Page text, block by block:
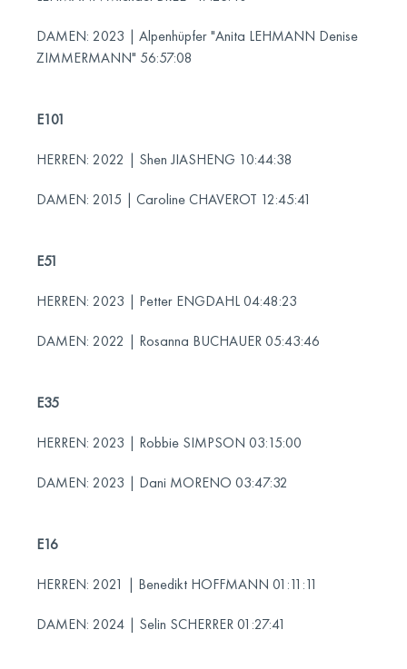
DAMEN: 2023 | Alpenhüpfer "Anita LEHMANN Denise
ZIMMERMANN" 56:57:08
E101
HERREN: 2022 | Shen JIASHENG 10:44:38
DAMEN: 2015 | Caroline CHAVEROT 12:45:41
E51
HERREN: 2023 | Petter ENGDAHL 04:48:23
DAMEN: 2022 | Rosanna BUCHAUER 05:43:46
E35
HERREN: 2023 | Robbie SIMPSON 03:15:00
DAMEN: 2023 | Dani MORENO 03:47:32
E16
HERREN: 2021 | Benedikt HOFFMANN 01:11:11
DAMEN: 2024 | Selin SCHERRER 01:27:41